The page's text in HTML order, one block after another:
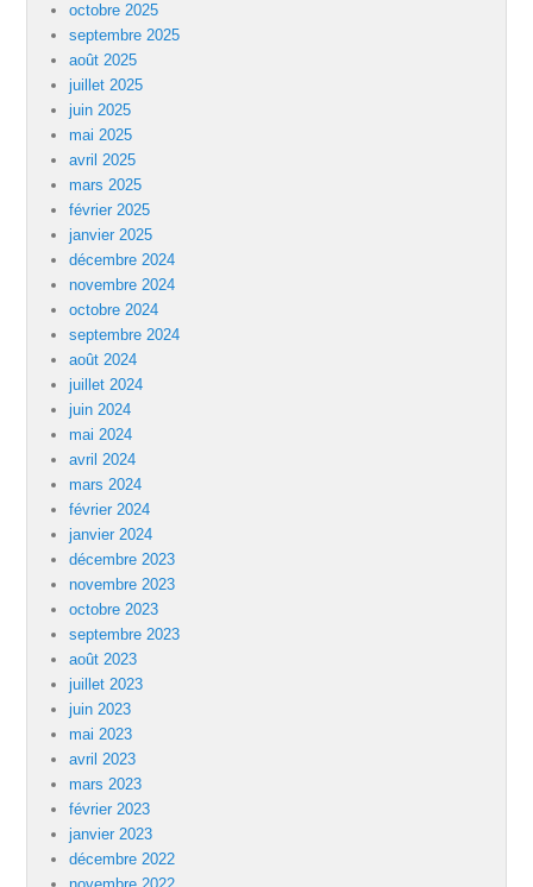
octobre 2025
septembre 2025
août 2025
juillet 2025
juin 2025
mai 2025
avril 2025
mars 2025
février 2025
janvier 2025
décembre 2024
novembre 2024
octobre 2024
septembre 2024
août 2024
juillet 2024
juin 2024
mai 2024
avril 2024
mars 2024
février 2024
janvier 2024
décembre 2023
novembre 2023
octobre 2023
septembre 2023
août 2023
juillet 2023
juin 2023
mai 2023
avril 2023
mars 2023
février 2023
janvier 2023
décembre 2022